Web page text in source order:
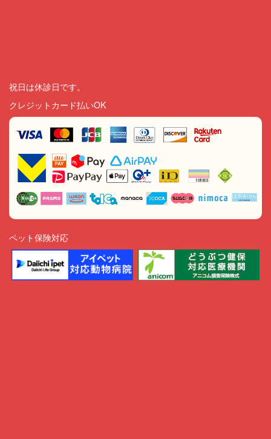
祝日は休診日です。
クレジットカード払いOK
ペット保険対応